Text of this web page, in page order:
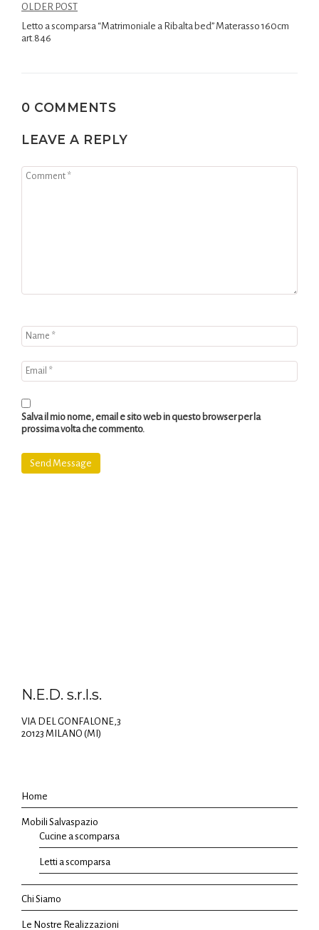
OLDER POST
Letto a scomparsa “Matrimoniale a Ribalta bed” Materasso 160cm
art.846
0 COMMENTS
LEAVE A REPLY
Salva il mio nome, email e sito web in questo browser per la
prossima volta che commento.
N.E.D. s.r.l.s.
VIA DEL GONFALONE,3
20123 MILANO (MI)
Home
Mobili Salvaspazio
Cucine a scomparsa
Letti a scomparsa
Chi Siamo
Le Nostre Realizzazioni